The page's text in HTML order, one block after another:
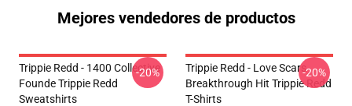
Mejores vendedores de productos
Trippie Redd - 1400 Collective
Founde Trippie Redd
Sweatshirts
-20%
Trippie Redd - Love Scars
Breakthrough Hit Trippie Redd
T-Shirts
-20%